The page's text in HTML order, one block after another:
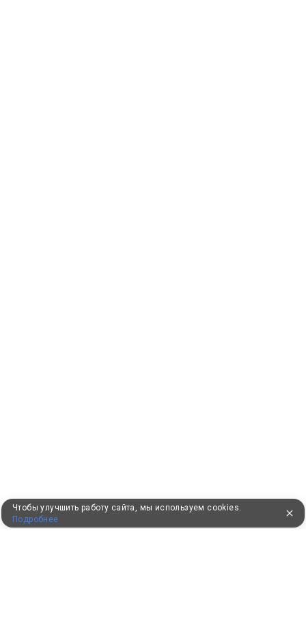
Чтобы улучшить работу сайта, мы используем cookies.
Подробнее